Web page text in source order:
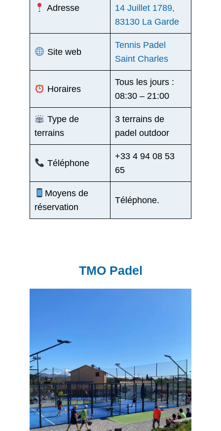
Adresse
14 Juillet 1789,
83130 La Garde
Site web
Tennis Padel
Saint Charles
Horaires
Tous les jours :
08:30 – 21:00
Type de
terrains
3 terrains de
padel outdoor
Téléphone
+33 4 94 08 53
65
Moyens de
réservation
Téléphone.
TMO Padel